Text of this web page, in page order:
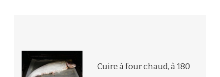
Cuire à four chaud, à 180